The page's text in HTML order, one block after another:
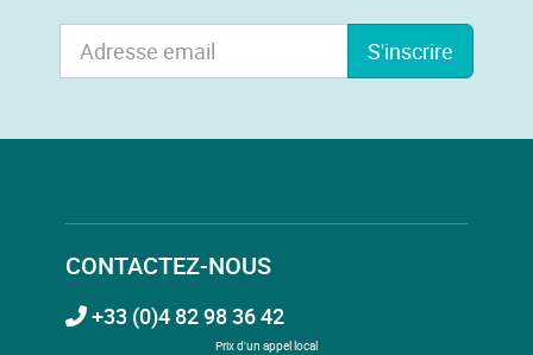
S'inscrire
CONTACTEZ-NOUS
+33 (0)4 82 98 36 42
Prix d'un appel local